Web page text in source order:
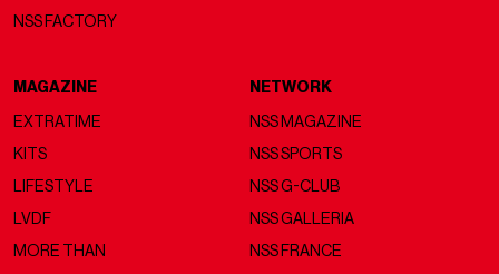
NSS FACTORY
MAGAZINE
EXTRATIME
KITS
LIFESTYLE
LVDF
MORE THAN
NETWORK
NSS MAGAZINE
NSS SPORTS
NSS G-CLUB
NSS GALLERIA
NSS FRANCE